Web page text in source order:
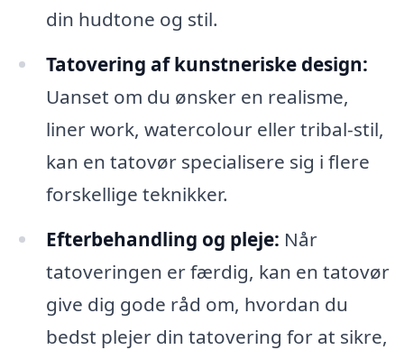
din hudtone og stil.
Tatovering af kunstneriske design:
Uanset om du ønsker en realisme,
liner work, watercolour eller tribal-stil,
kan en tatovør specialisere sig i flere
forskellige teknikker.
Efterbehandling og pleje: Når
tatoveringen er færdig, kan en tatovør
give dig gode råd om, hvordan du
bedst plejer din tatovering for at sikre,